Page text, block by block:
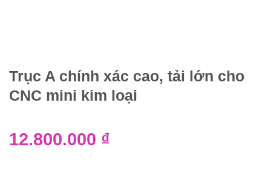
Trục A chính xác cao, tải lớn cho
CNC mini kim loại
12.800.000 ₫